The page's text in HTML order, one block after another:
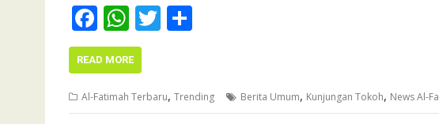
F
ac
e
b
W
h
at
s
T
er e
READ MORE
Al-Fatimah Terbaru, Trending Berita Umum, Kunjungan Tokoh, News Al-